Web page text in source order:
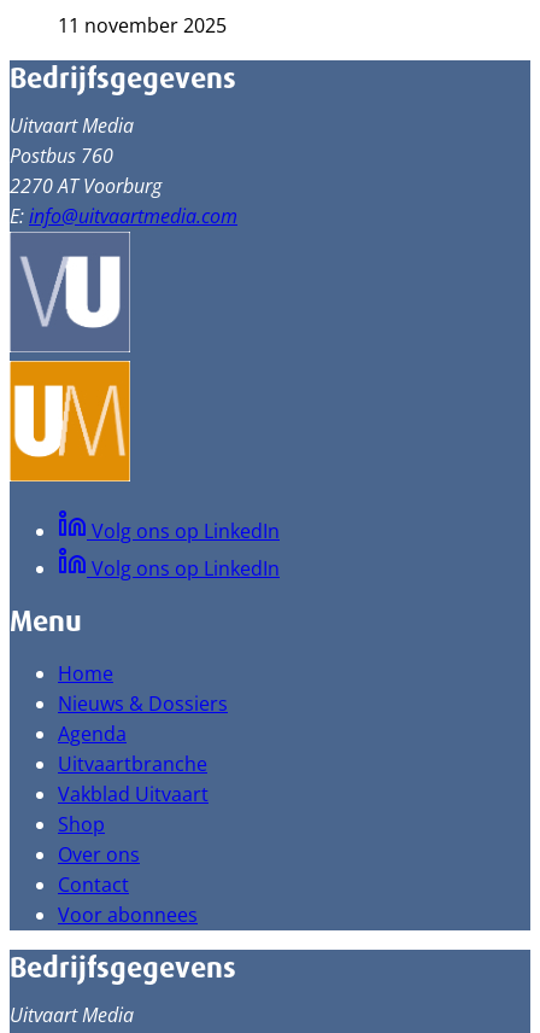
11 november 2025
Bedrijfsgegevens
Uitvaart Media
Postbus 760
2270 AT Voorburg
E:info@uitvaartmedia.com
Volg ons op LinkedIn
Volg ons op LinkedIn
Menu
Home
Nieuws & Dossiers
Agenda
Uitvaartbranche
Vakblad Uitvaart
Shop
Over ons
Contact
Voor abonnees
Bedrijfsgegevens
Uitvaart Media